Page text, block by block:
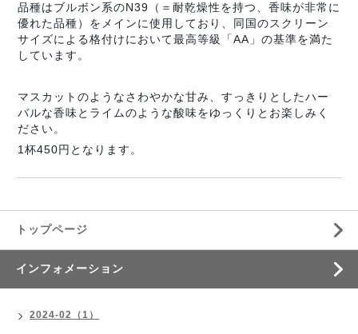
品種はブルボン系のN39（＝耐乾燥性を持つ、香味が非常に
優れた品種）をメインに使用しており、同国のスクリーン
サイズによる格付けにおいて最高等級「AA」の基準を満た
しています。
マスカットのようなさわやかな甘み、すっきりとしたハー
バルな香味とライムのような酸味をゆっくりとお楽しみく
ださい。
1杯450円となります。
トップページ
インフォメーション
2024-02（1）